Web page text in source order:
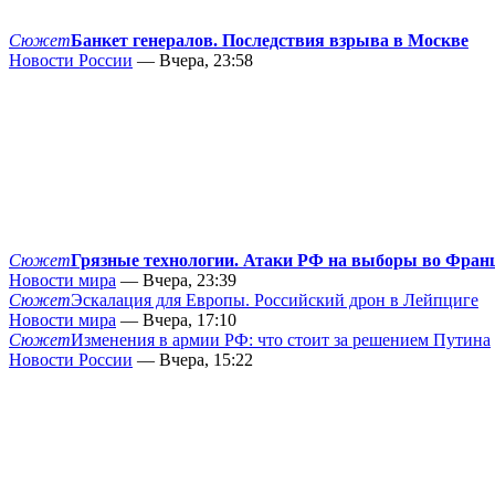
СюжетБанкет генералов. Последствия взрыва в Москве
Новости России — Вчера, 23:58
СюжетГрязные технологии. Атаки РФ на выборы во
Новости мира — Вчера, 23:39
СюжетЭскалация для Европы. Российский дрон в Лейпциге
Новости мира — Вчера, 17:10
СюжетИзменения в армии РФ: что стоит за решением Путина
Новости России — Вчера, 15:22